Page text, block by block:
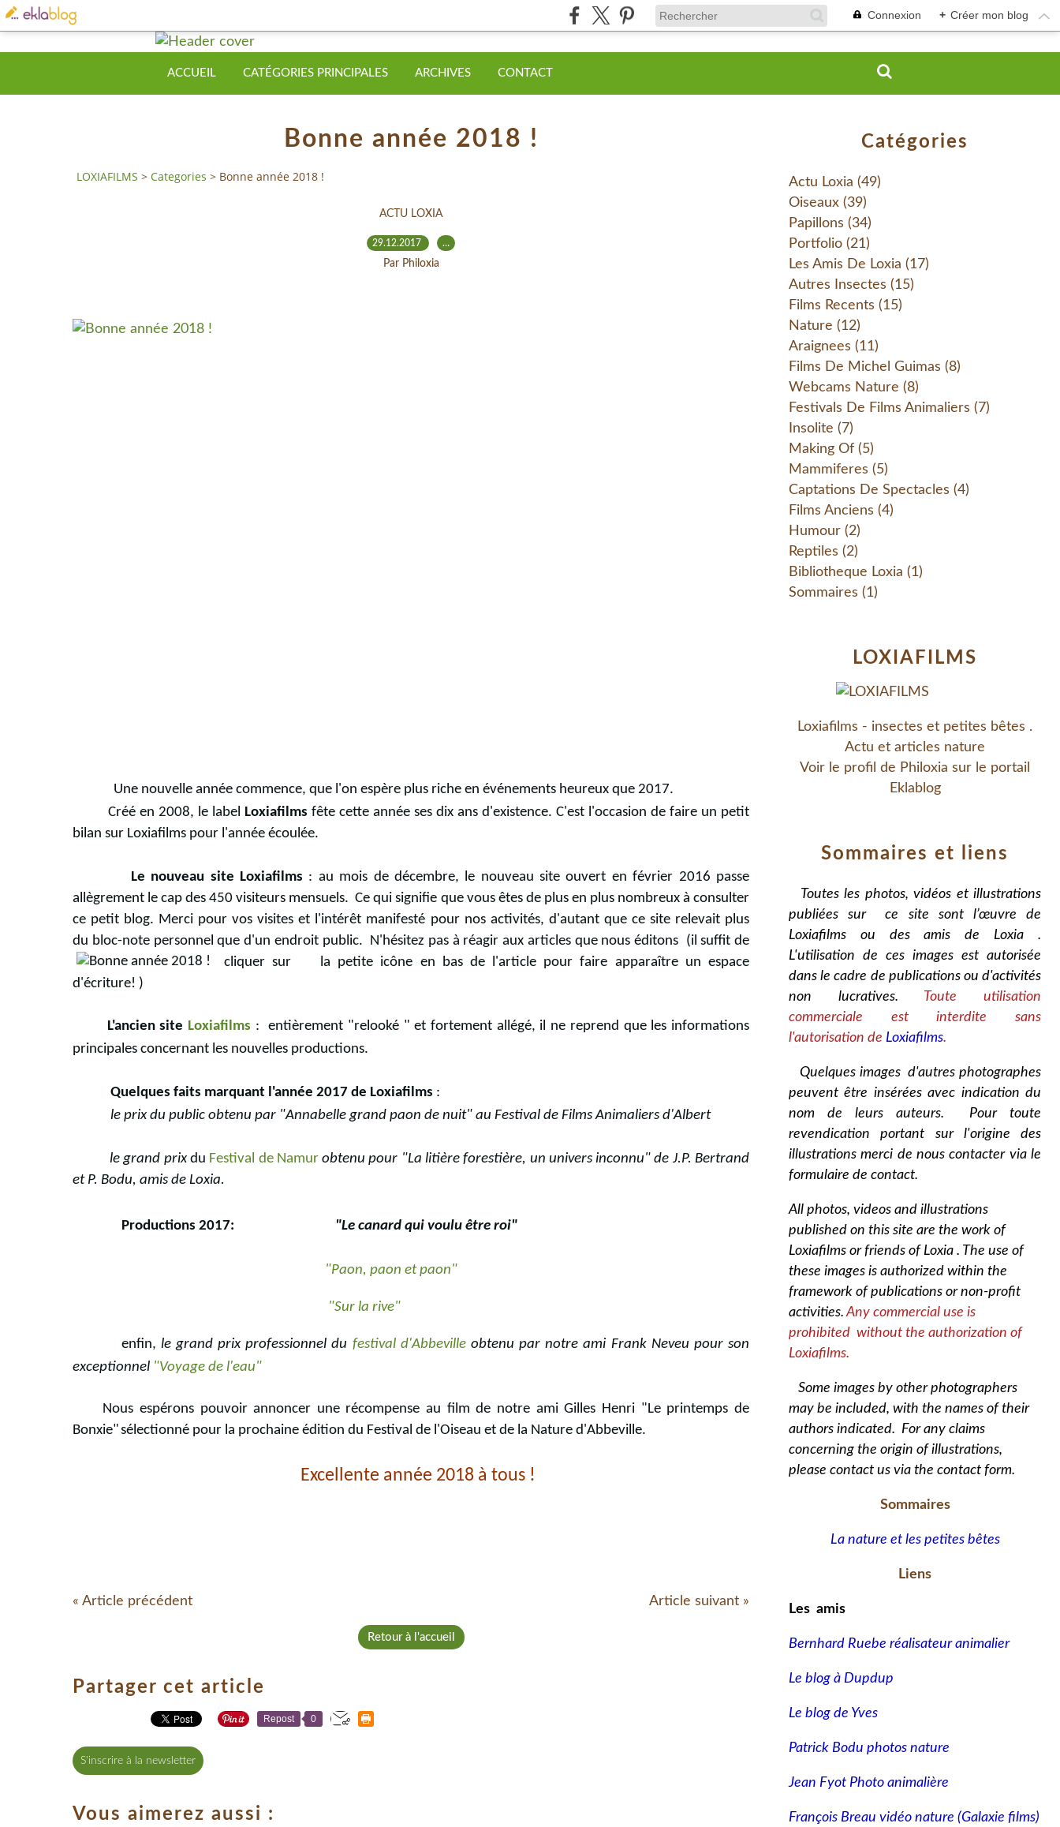
Connexion + Créer mon blog
ACCUEIL CATÉGORIES PRINCIPALES ARCHIVES CONTACT
Bonne année 2018 !
LOXIAFILMS > Categories > Bonne année 2018 !
ACTU LOXIA
29.12.2017 …
Par Philoxia
Une nouvelle année commence, que l'on espère plus riche en événements heureux que 2017.
Créé en 2008, le label Loxiafilms fête cette année ses dix ans d'existence. C'est l'occasion de faire un petit
bilan sur Loxiafilms pour l'année écoulée.
Le nouveau site Loxiafilms : au mois de décembre, le nouveau site ouvert en février 2016 passe
allègrement le cap des 450 visiteurs mensuels. Ce qui signifie que vous êtes de plus en plus nombreux à consulter
ce petit blog. Merci pour vos visites et l'intérêt manifesté pour nos activités, d'autant que ce site relevait plus
du bloc-note personnel que d'un endroit public. N'hésitez pas à réagir aux articles que nous éditons (il suffit de
cliquer sur la petite icône en bas de l'article pour faire apparaître un espace
d'écriture! )
L'ancien site Loxiafilms : entièrement "relooké " et fortement allégé, il ne reprend que les informations
principales concernant les nouvelles productions.
Quelques faits marquant l'année 2017 de Loxiafilms :
le prix du public obtenu par "Annabelle grand paon de nuit" au Festival de Films Animaliers d'Albert
le grand prixdu Festival de Namurobtenu pour "La litière forestière, un univers inconnu" de J.P. Bertrand
et P. Bodu, amis de Loxia.
Productions 2017: "Le canard qui voulu être roi"
"Paon, paon et paon"
"Sur la rive"
enfin, le grand prix professionnel du festival d'Abbevilleobtenu par notre ami Frank Neveu pour son
exceptionnel "Voyage de l'eau"
Nous espérons pouvoir annoncer une récompense au film de notre ami Gilles Henri "Le printemps de
Bonxie"sélectionné pour la prochaine édition du Festival de l'Oiseau et de la Nature d'Abbeville.
Excellente année 2018 à tous !
« Article précédent Article suivant »
Retour à l'accueil
Partager cet article
Repost 0
S'inscrire à la newsletter
Vous aimerez aussi :
Catégories
Actu Loxia (49)
Oiseaux (39)
Papillons (34)
Portfolio (21)
Les Amis De Loxia (17)
Autres Insectes (15)
Films Recents (15)
Nature (12)
Araignees (11)
Films De Michel Guimas (8)
Webcams Nature (8)
Festivals De Films Animaliers (7)
Insolite (7)
Making Of (5)
Mammiferes (5)
Captations De Spectacles (4)
Films Anciens (4)
Humour (2)
Reptiles (2)
Bibliotheque Loxia (1)
Sommaires (1)
LOXIAFILMS
Loxiafilms - insectes et petites bêtes .
Actu et articles nature
Voir le profil de Philoxia sur le portail
Eklablog
Sommaires et liens
Toutes les photos, vidéos et illustrations
publiées sur ce site sont l’œuvre de
Loxiafilms ou des amis de Loxia .
L'utilisation de ces images est autorisée
dans le cadre de publications ou d'activités
non lucratives. Toute utilisation
commerciale est interdite sans
l'autorisation de Loxiafilms.
Quelques images d'autres photographes
peuvent être insérées avec indication du
nom de leurs auteurs. Pour toute
revendication portant sur l'origine des
illustrations merci de nous contacter via le
formulaire de contact.
All photos, videos and illustrations
published on this site are the work of
Loxiafilms or friends of Loxia . The use of
these images is authorized within the
framework of publications or non-profit
activities.Any commercial use is
prohibited without the authorization of
Loxiafilms.
Some images by other photographers
may be included, with the names of their
authors indicated. For any claims
concerning the origin of illustrations,
please contact us via the contact form.
Sommaires
La nature et les petites bêtes
Liens
Les amis
Bernhard Ruebe réalisateur animalier
Le blog à Dupdup
Le blog de Yves
Patrick Bodu photos nature
Jean Fyot Photo animalière
François Breau vidéo nature (Galaxie films)